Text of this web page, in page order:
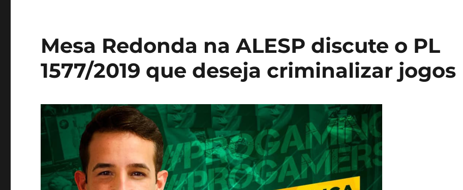
Mesa Redonda na ALESP discute o PL
1577/2019 que deseja criminalizar jogos